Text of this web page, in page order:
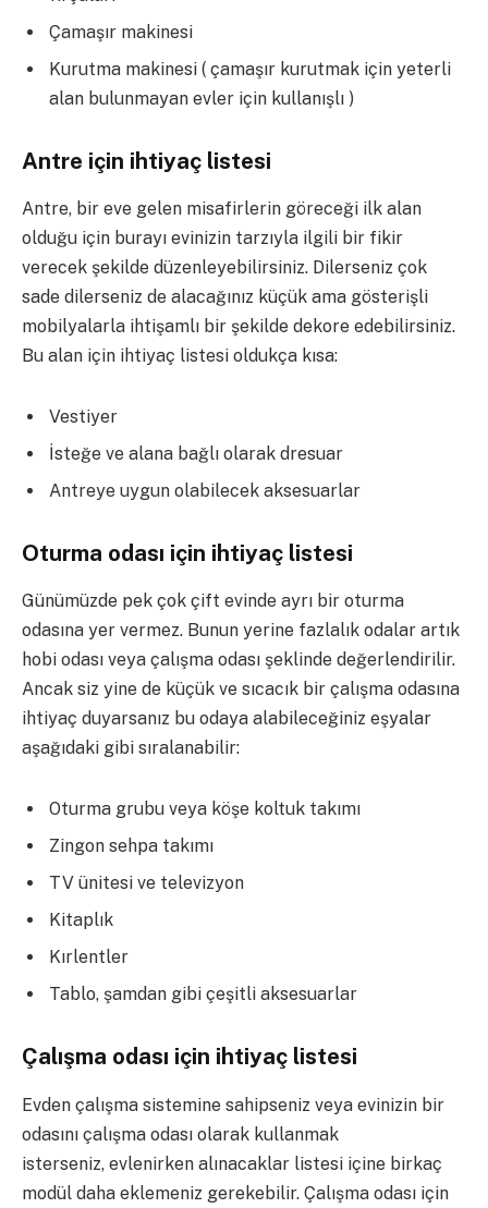
Çamaşır makinesi
Kurutma makinesi ( çamaşır kurutmak için yeterli
alan bulunmayan evler için kullanışlı )
Antre için ihtiyaç listesi
Antre, bir eve gelen misafirlerin göreceği ilk alan
olduğu için burayı evinizin tarzıyla ilgili bir fikir
verecek şekilde düzenleyebilirsiniz. Dilerseniz çok
sade dilerseniz de alacağınız küçük ama gösterişli
mobilyalarla ihtişamlı bir şekilde dekore edebilirsiniz.
Bu alan için ihtiyaç listesi oldukça kısa:
Vestiyer
İsteğe ve alana bağlı olarak dresuar
Antreye uygun olabilecek aksesuarlar
Oturma odası için ihtiyaç listesi
Günümüzde pek çok çift evinde ayrı bir oturma
odasına yer vermez. Bunun yerine fazlalık odalar artık
hobi odası veya çalışma odası şeklinde değerlendirilir.
Ancak siz yine de küçük ve sıcacık bir çalışma odasına
ihtiyaç duyarsanız bu odaya alabileceğiniz eşyalar
aşağıdaki gibi sıralanabilir:
Oturma grubu veya köşe koltuk takımı
Zingon sehpa takımı
TV ünitesi ve televizyon
Kitaplık
Kırlentler
Tablo, şamdan gibi çeşitli aksesuarlar
Çalışma odası için ihtiyaç listesi
Evden çalışma sistemine sahipseniz veya evinizin bir
odasını çalışma odası olarak kullanmak
isterseniz, evlenirken alınacaklar listesi içine birkaç
modül daha eklemeniz gerekebilir. Çalışma odası için